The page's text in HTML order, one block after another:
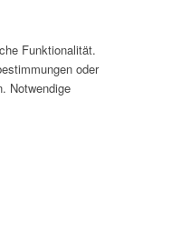
Funktionalität.
oder
Notwendige